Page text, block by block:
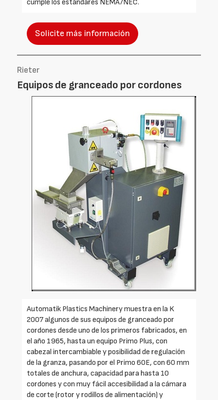
cumple los estándares NEMA/NEC.
Solicite más información
Rieter
Equipos de granceado por cordones
Automatik Plastics Machinery muestra en la K
2007 algunos de sus equipos de granceado por
cordones desde uno de los primeros fabricados, en
el año 1965, hasta un equipo Primo Plus, con
cabezal intercambiable y posibilidad de regulación
de la granza, pasando por el Primo 60E, con 60 mm
totales de anchura, capacidad para hasta 10
cordones y con muy fácil accesibilidad a la cámara
de corte (rotor y rodillos de alimentación) y